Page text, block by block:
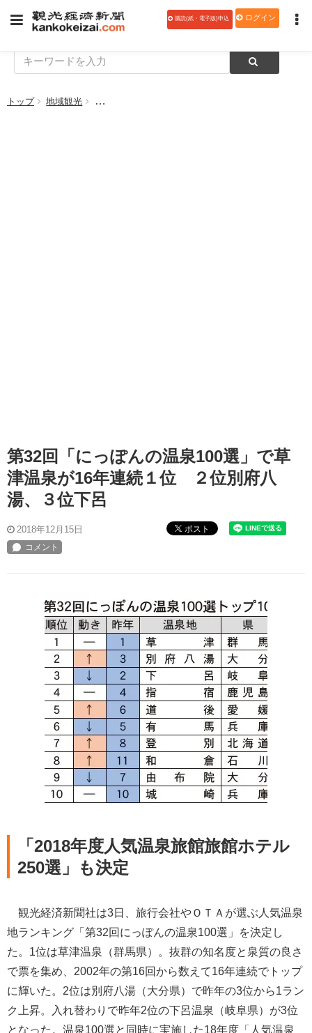
購読(紙・電子版)申込 ログイン
トップ 地域観光 第32回「にっぽんの温泉100選」で草津温泉が
第32回「にっぽんの温泉100選」で草
津温泉が16年連続１位 ２位別府八
湯、３位下呂
2018年12月15日 ポスト
「2018年度人気温泉旅館旅館ホテル
250選」も決定
観光経済新聞社は3日、旅行会社やＯＴＡが選ぶ人気温泉
地ランキング「第32回にっぽんの温泉100選」を決定し
た。1位は草津温泉（群馬県）。抜群の知名度と泉質の良さ
で票を集め、2002年の第16回から数えて16年連続でトップ
に輝いた。2位は別府八湯（大分県）で昨年の3位から1ラン
ク上昇。入れ替わりで昨年2位の下呂温泉（岐阜県）が3位
となった。温泉100選と同時に実施した18年度「人気温泉